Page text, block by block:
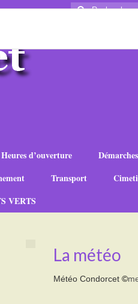
Rechercher
Heures d’ouverture
Transport
VERTS
La météo
Météo Condorcet©